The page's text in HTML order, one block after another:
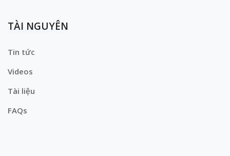
TÀI NGUYÊN
Tin tức
Videos
Tài liệu
FAQs